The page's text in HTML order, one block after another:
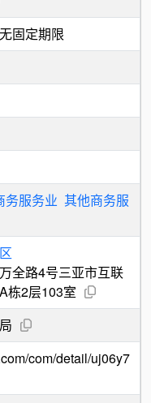
固定期限
务服务业 其他商务服
全路4号三亚市互联
栋2层103室
com/detail/uj06y7